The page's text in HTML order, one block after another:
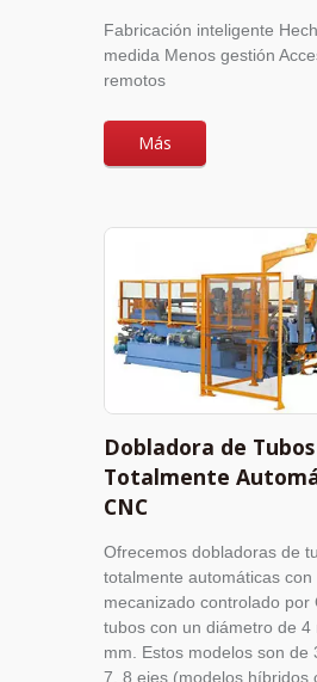
Fabricación inteligente
medida Menos gestión
remotos
Más
Dobladora de Tubos
Totalmente
CNC
Ofrecemos dobladoras de
totalmente automáticas con
mecanizado controlado por
tubos con un diámetro de 4
mm. Estos modelos son de
7, 8 ejes (modelos híbridos